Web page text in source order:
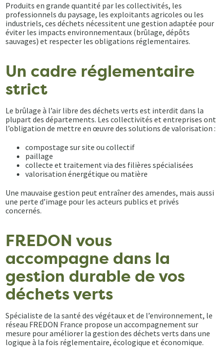
Produits en grande quantité par les collectivités, les
professionnels du paysage, les exploitants agricoles ou les
industriels, ces déchets nécessitent une gestion adaptée pour
éviter les impacts environnementaux (brûlage, dépôts
sauvages) et respecter les obligations réglementaires.
Un cadre réglementaire
strict
Le brûlage à l’air libre des déchets verts est interdit dans la
plupart des départements. Les collectivités et entreprises ont
l’obligation de mettre en œuvre des solutions de valorisation :
compostage sur site ou collectif
paillage
collecte et traitement via des filières spécialisées
valorisation énergétique ou matière
Une mauvaise gestion peut entraîner des amendes, mais aussi
une perte d’image pour les acteurs publics et privés
concernés.
FREDON vous
accompagne dans la
gestion durable de vos
déchets verts
Spécialiste de la santé des végétaux et de l’environnement, le
réseau FREDON France propose un accompagnement sur
mesure pour améliorer la gestion des déchets verts dans une
logique à la fois réglementaire, écologique et économique.